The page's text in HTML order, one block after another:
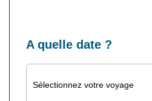
A quelle date ?
Sélectionnez votre voyage